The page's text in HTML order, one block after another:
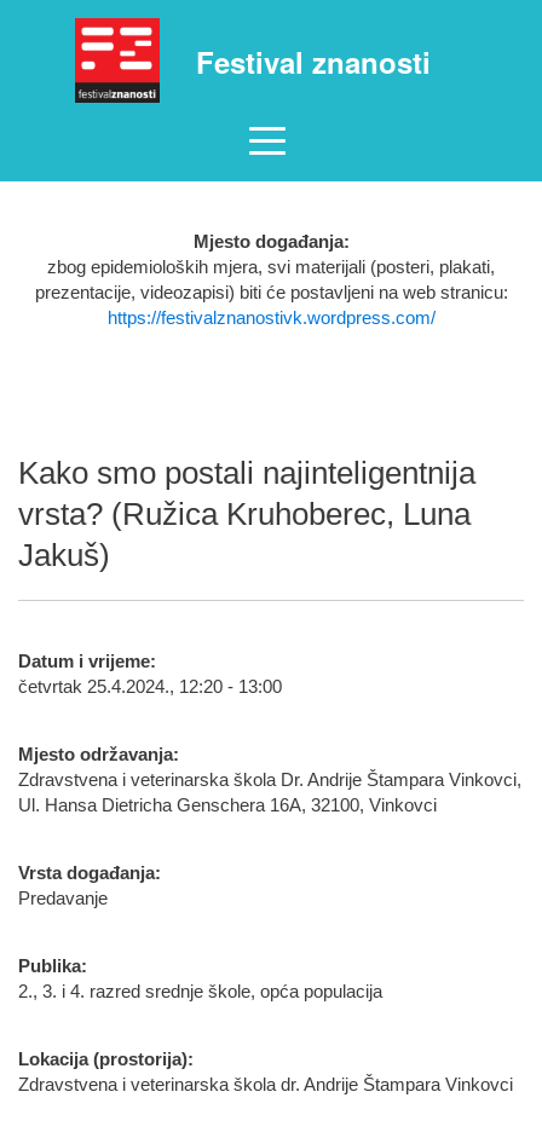
Festival znanosti
Mjesto događanja:
zbog epidemioloških mjera, svi materijali (posteri, plakati,
prezentacije, videozapisi) biti će postavljeni na web stranicu:
https://festivalznanostivk.wordpress.com/
Kako smo postali najinteligentnija
vrsta? (Ružica Kruhoberec, Luna
Jakuš)
Datum i vrijeme:
četvrtak 25.4.2024., 12:20 - 13:00
Mjesto održavanja:
Zdravstvena i veterinarska škola Dr. Andrije Štampara Vinkovci,
Ul. Hansa Dietricha Genschera 16A, 32100, Vinkovci
Vrsta događanja:
Predavanje
Publika:
2., 3. i 4. razred srednje škole, opća populacija
Lokacija (prostorija):
Zdravstvena i veterinarska škola dr. Andrije Štampara Vinkovci